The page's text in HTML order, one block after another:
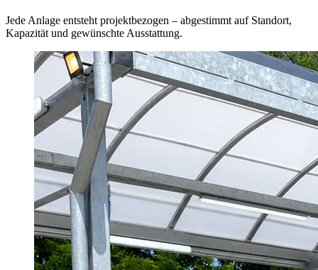
Jede Anlage entsteht projektbezogen – abgestimmt auf Standort,
Kapazität und gewünschte Ausstattung.